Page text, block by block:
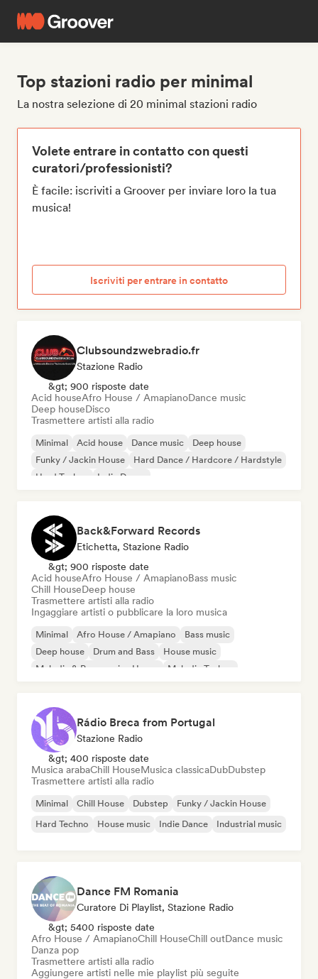
Top stazioni radio per minimal
La nostra selezione di 20 minimal stazioni radio
Volete entrare in contatto con questi
curatori/professionisti?
È facile: iscriviti a Groover per inviare loro la tua
musica!
Iscriviti per entrare in contatto
Clubsoundzwebradio.fr
Stazione Radio
&gt; 900 risposte date
Acid houseAfro House / AmapianoDance music
Deep houseDisco
Trasmettere artisti alla radio
Minimal Acid house Dance music
Deep house
Funky / Jackin House
Hard Dance / Hardcore / Hardstyle
Hard Techno
Indie Dance
Back&Forward Records
Etichetta, Stazione Radio
&gt; 900 risposte date
Acid houseAfro House / AmapianoBass music
Chill HouseDeep house
Trasmettere artisti alla radio
Ingaggiare artisti o pubblicare la loro musica
Minimal Afro House / Amapiano
Bass music
Deep house
Drum and Bass
House music
Melodic & Progressive House
Melodic Techno
Rádio Breca from Portugal
Stazione Radio
&gt; 400 risposte date
Musica arabaChill HouseMusica classicaDubDubstep
Trasmettere artisti alla radio
Minimal Chill House Dubstep
Funky / Jackin House
Hard Techno
House music Indie Dance Industrial music
Dance FM Romania
Curatore Di Playlist, Stazione Radio
&gt; 5400 risposte date
Afro House / AmapianoChill HouseChill outDance music
Danza pop
Trasmettere artisti alla radio
Aggiungere artisti nelle mie playlist più seguite